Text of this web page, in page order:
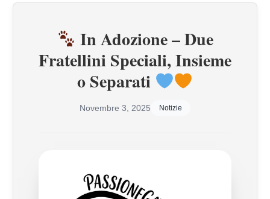
In Adozione – Due
Fratellini Speciali, Insieme
o Separati
Novembre 3, 2025 Notizie